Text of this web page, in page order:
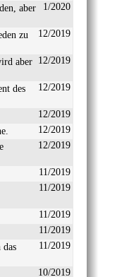
aber
1/2020
zu
12/2019
aber 12/2019
des
12/2019
12/2019
12/2019
12/2019
11/2019
11/2019
11/2019
11/2019
11/2019
10/2019